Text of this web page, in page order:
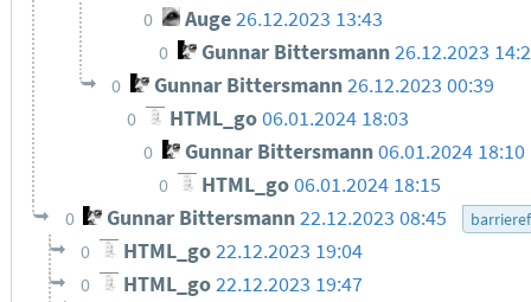
0 Auge26.12.2023 13:43
0 Gunnar Bittersmann 26.12.2023
0 Gunnar Bittersmann26.12.2023 00:39
0 HTML_go06.01.2024 18:03
0 Gunnar Bittersmann06.01.2024 18:10
0 HTML_go 06.01.2024 18:15
0 Gunnar Bittersmann22.12.2023 08:45
0 HTML_go 22.12.2023 19:04
0 HTML_go 22.12.2023 19:47